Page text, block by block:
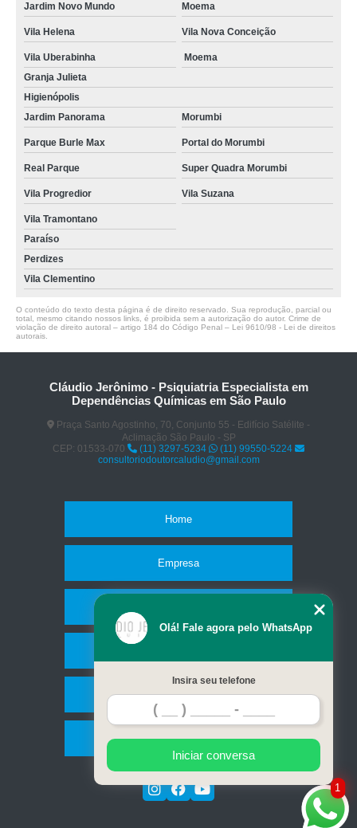
Jardim Novo Mundo Moema
Vila Helena Vila Nova Conceição
Vila Uberabinha
Moema
Granja Julieta
Higienópolis
Jardim Panorama
Morumbi
Parque Burle Max Portal do Morumbi
Real Parque Super Quadra Morumbi
Vila Progredior Vila Suzana
Vila Tramontano
Paraíso
Perdizes
Vila Clementino
O conteúdo do texto desta página é de direito reservado. Sua reprodução, parcial ou
total, mesmo citando nossos links, é proibida sem a autorização do autor. Crime de
violação de direito autoral – artigo 184 do Código Penal – Lei 9610/98 - Lei de direitos
autorais
Cláudio Jerônimo - Psiquiatria Especialista em
Dependências Químicas em São Paulo
Praça Santo Agostinho, 70, Conjunto 55 - Edifício Satélite -
Aclimação São Paulo - SP
CEP: 01533-070
(11) 3297-5234
(11) 99550-5224
consultoriodoutorcaludio@gmail.com
Home
Empresa
Contato
Mapa do site
1
Olá! Fale agora pelo WhatsApp
Insira seu telefone
Iniciar conversa